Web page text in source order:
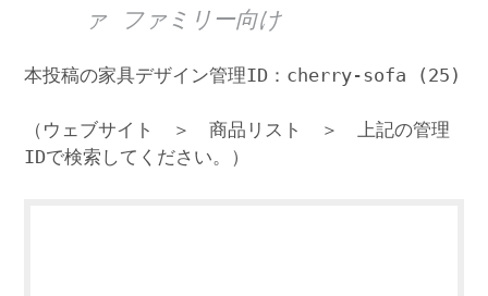
ァ ファミリー向け
本投稿の家具デザイン管理ID：cherry-sofa (25)
（ウェブサイト ＞ 商品リスト ＞ 上記の管理
IDで検索してください。）